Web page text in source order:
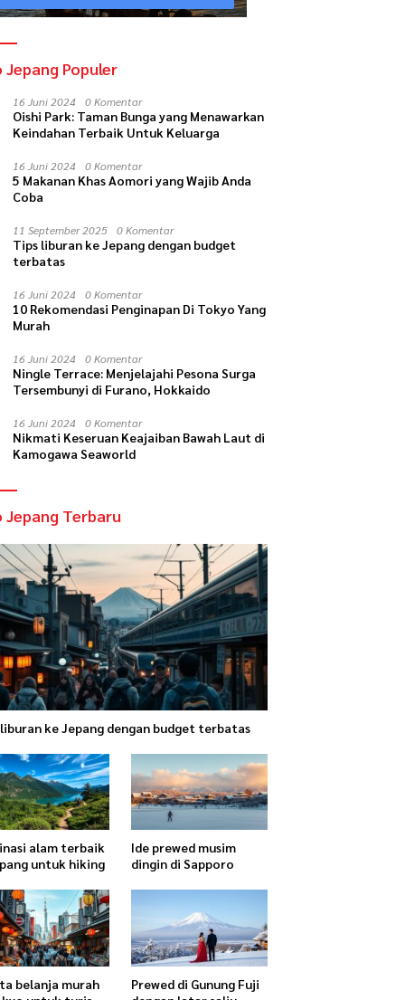
Jepang Populer
16 Juni 2024 0 Komentar
Oishi Park: Taman Bunga yang Menawarkan
Keindahan Terbaik Untuk Keluarga
16 Juni 2024 0 Komentar
5 Makanan Khas Aomori yang Wajib Anda
Coba
11 September 2025 0 Komentar
Tips liburan ke Jepang dengan budget
terbatas
16 Juni 2024 0 Komentar
10 Rekomendasi Penginapan Di Tokyo Yang
Murah
16 Juni 2024 0 Komentar
Ningle Terrace: Menjelajahi Pesona Surga
Tersembunyi di Furano, Hokkaido
16 Juni 2024 0 Komentar
Nikmati Keseruan Keajaiban Bawah Laut di
Kamogawa Seaworld
Jepang Terbaru
ke Jepang dengan budget terbatas
alam terbaik
untuk hiking
Ide prewed musim
dingin di Sapporo
belanja murah
Prewed di Gunung Fuji